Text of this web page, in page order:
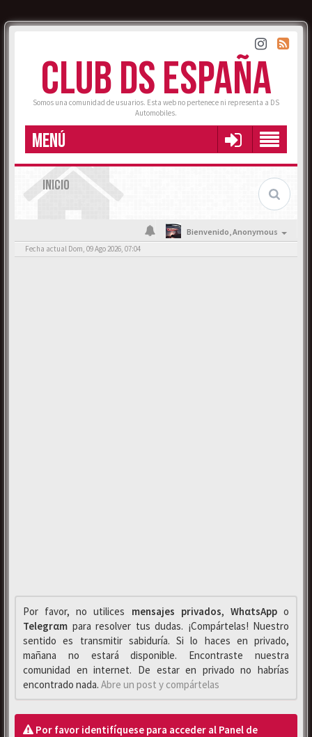
CLUB DS ESPAÑA
Somos una comunidad de usuarios. Esta web no pertenece ni representa a DS
Automobiles.
MENÚ
INICIO
Bienvenido,Anonymous
Fecha actual Dom, 09 Ago 2026, 07:04
Por favor, no utilices mensajes privados, WhαtsAppo
Telegrαm para resolver tus dudas. ¡Compártelas! Nuestro
sentido es transmitir sabiduría. Si lo haces en privado,
mañana no estará disponible. Encontraste nuestra
comunidad en internet. De estar en privado no habrías
encontrado nada. Abre un post y compártelas
Por favor identifíquese para acceder al Panel de